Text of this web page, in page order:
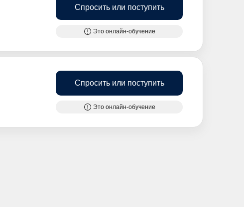
Спросить или поступить
Это онлайн-обучение
Спросить или поступить
Это онлайн-обучение